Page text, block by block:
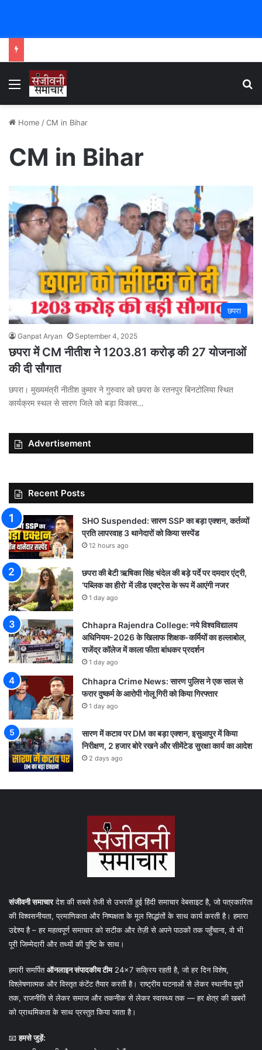
Menu
Home /CM in Bihar
CM in Bihar
छपरा
Ganpat Aryan September 4, 2025
छपरा में CM नीतीश ने 1203.81 करोड़ की 27 योजनाओं
की दी सौगात
छपरा। मुख्यमंत्री नीतीश कुमार ने गुरुवार को छपरा के रतनपुर बिनटोलिया स्थित
कार्यक्रम स्थल से सारण जिले को बड़ा विकास…
Advertisement
Recent Posts
SHO Suspended: सारण SSP का बड़ा एक्शन, कर्तव्यों
प्रति लापरवाह 3 थानेदारों को किया सस्पेंड
12 hours ago
छपरा की बेटी ऋषिका सिंह चंदेल की बड़े पर्दे पर दमदार एंट्री,
‘पब्लिक का हीरो’ में लीड एक्ट्रेस के रूप में आएंगी नजर
1 day ago
Chhapra Rajendra College: नये विश्वविद्यालय
अधिनियम-2026 के खिलाफ शिक्षक-कर्मियों का हल्लाबोल,
राजेंद्र कॉलेज में काला फीता बांधकर प्रदर्शन
1 day ago
Chhapra Crime News: सारण पुलिस ने एक साल से
फरार दुष्कर्म के आरोपी गोलू गिरी को किया गिरफ्तार
1 day ago
सारण में कटाव पर DM का बड़ा एक्शन, इसुआपुर में किया
निरीक्षण, 2 हजार बोरे रखने और सीमेंटेड सुरक्षा कार्य का आदेश
2 days ago
संजीवनी समाचारदेश की सबसे तेजी से उभरती हुई हिंदी समाचार वेबसाइट है, जो पत्रकारिता
की विश्वसनीयता, प्रमाणिकता और निष्पक्षता के मूल सिद्धांतों के साथ कार्य करती है। हमारा
उद्देश्य है – हर महत्वपूर्ण समाचार को सटीक और तेज़ी से अपने पाठकों तक पहुँचाना, वो भी
पूरी जिम्मेदारी और तथ्यों की पुष्टि के साथ।
हमारी समर्पितऑनलाइन संपादकीय टीम24×7 सक्रिय रहती है, जो हर दिन विशेष,
विश्लेषणात्मक और विस्तृत कंटेंट तैयार करती है। राष्ट्रीय घटनाओं से लेकर स्थानीय मुद्दों
तक, राजनीति से लेकर समाज और तकनीक से लेकर स्वास्थ्य तक — हर क्षेत्र की खबरों
को प्राथमिकता के साथ प्रस्तुत किया जाता है।
📧हमसे जुड़ें: